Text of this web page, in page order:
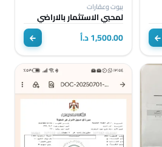
بيوت وعقارات
لمحبي الاستثمار بالاراضي
1,500.00 د.أ